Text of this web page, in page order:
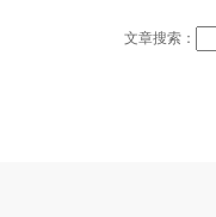
文章搜索：